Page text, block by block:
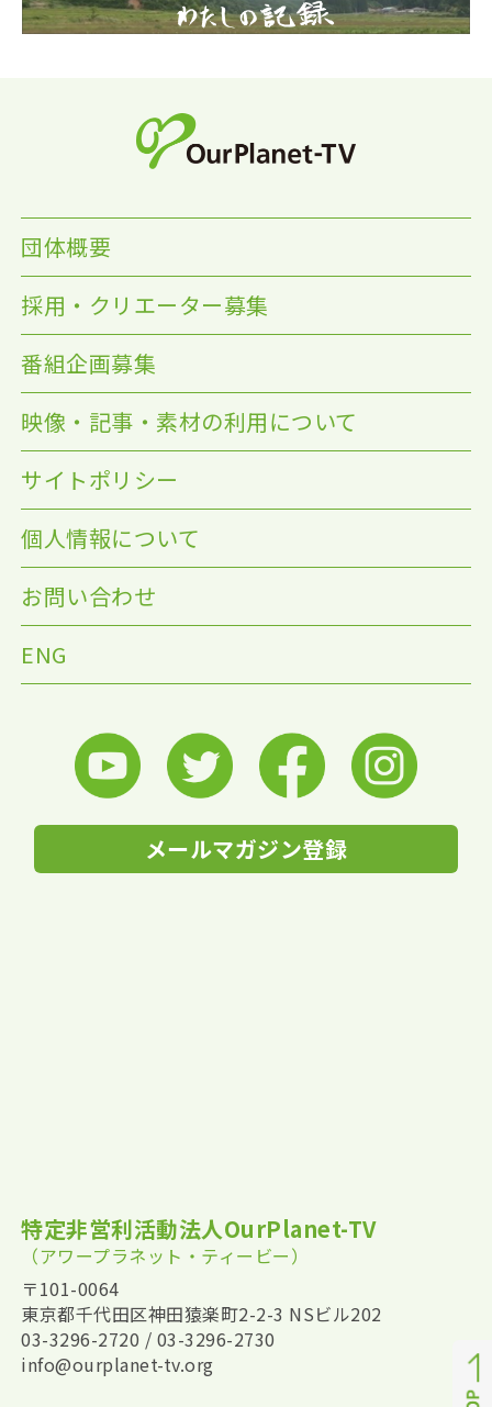
団体概要
採用・クリエーター募集
番組企画募集
映像・記事・素材の利用について
サイトポリシー
個人情報について
お問い合わせ
ENG
メールマガジン登録
特定非営利活動法人OurPlanet-TV
（アワープラネット・ティービー）
〒101-0064
東京都千代田区神田猿楽町2-2-3 NSビル202
03-3296-2720 / 03-3296-2730
info@ourplanet-tv.org